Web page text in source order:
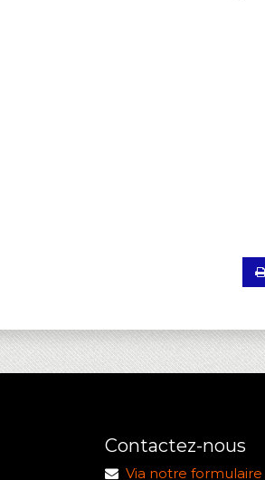
Contactez-nous
Via notre formulaire